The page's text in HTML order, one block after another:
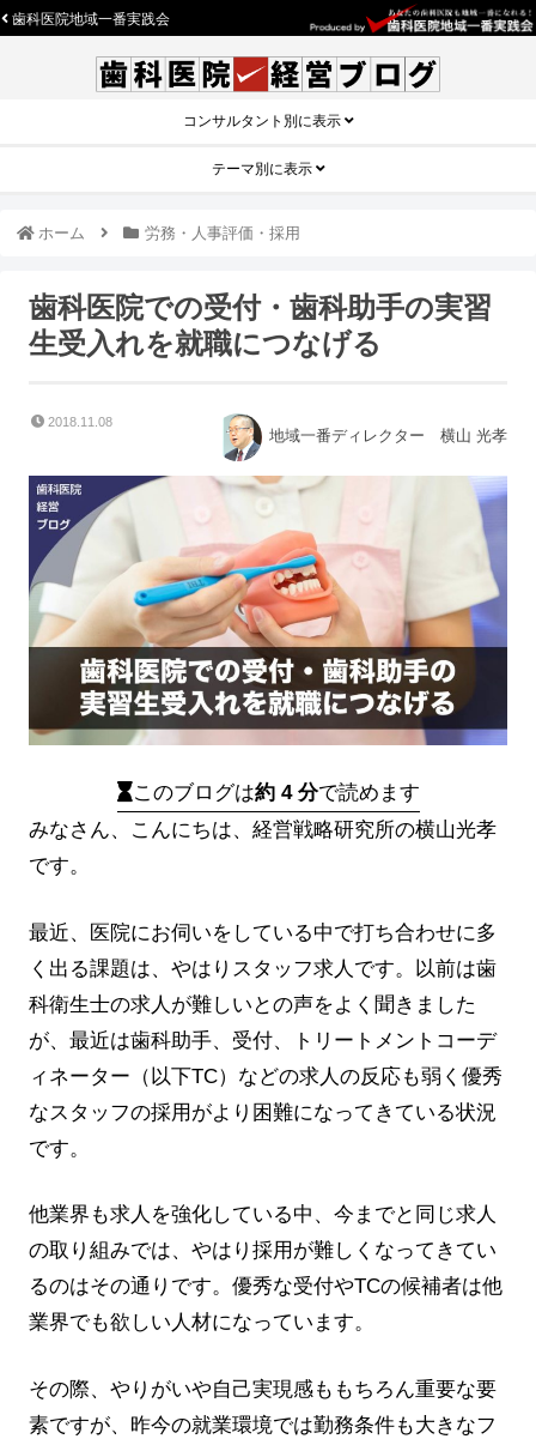
歯科医院地域一番実践会
コンサルタント別に表示
テーマ別に表示
ホーム 労務・人事評価・採用
歯科医院での受付・歯科助手の実習
生受入れを就職につなげる
2018.11.08
地域一番ディレクター 横山 光孝
このブログは約 4 分で読めます
みなさん、こんにちは、経営戦略研究所の横山光孝
です。
最近、医院にお伺いをしている中で打ち合わせに多
く出る課題は、やはりスタッフ求人です。以前は歯
科衛生士の求人が難しいとの声をよく聞きました
が、最近は歯科助手、受付、トリートメントコーデ
ィネーター（以下TC）などの求人の反応も弱く優秀
なスタッフの採用がより困難になってきている状況
です。
他業界も求人を強化している中、今までと同じ求人
の取り組みでは、やはり採用が難しくなってきてい
るのはその通りです。優秀な受付やTCの候補者は他
業界でも欲しい人材になっています。
その際、やりがいや自己実現感ももちろん重要な要
素ですが、昨今の就業環境では勤務条件も大きなフ